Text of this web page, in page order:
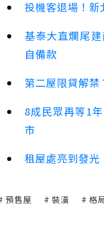
投機客退場！新
基泰大直爛尾
自備款
第二屋限貸解
8成民眾再等1
市
租屋處亮到發
預售屋 裝潢 格